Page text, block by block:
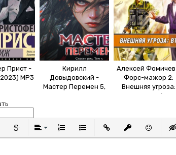
Прист -
MP3
Кирилл
Довыдовский -
Мастер Перемен 5,
Алексей
Форс-мажор 2:
Внешняя угроза:
Второй шанс
ЗачеркнутыйВыравнивание
Нумерованный список
Маркированный список
Вставить ссылку
Вставить